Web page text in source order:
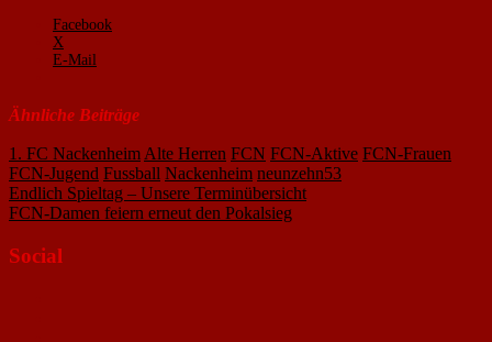
Facebook
X
E-Mail
Ähnliche Beiträge
1. FC Nackenheim Alte Herren FCN FCN-Aktive FCN-Frauen
FCN-Jugend Fussball Nackenheim neunzehn53
Beitragsnavigation
Endlich Spieltag – Unsere Terminübersicht
FCN-Damen feiern erneut den Pokalsieg
Social